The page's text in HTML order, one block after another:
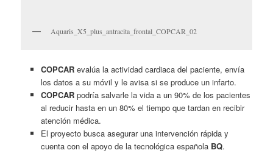
Aquaris_X5_plus_antracita_frontal_COPCAR_02
COPCARevalúa la actividad cardiaca del paciente, envía
los datos a su móvil y le avisa si se produce un infarto.
COPCARpodría salvarle la vida a un 90% de los pacientes
al reducir hasta en un 80% el tiempo que tardan en recibir
atención médica.
El proyecto busca asegurar una intervención rápida y
cuenta con el apoyo de la tecnológica española BQ.